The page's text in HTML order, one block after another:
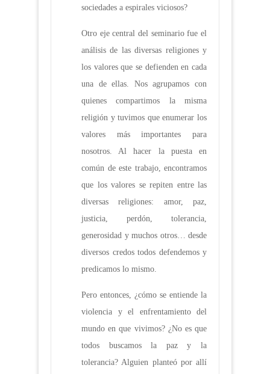
sociedades a espirales viciosos?
Otro eje central del seminario fue el
análisis de las diversas religiones y
los valores que se defienden en cada
una de ellas. Nos agrupamos con
quienes compartimos la misma
religión y tuvimos que enumerar los
valores más importantes para
nosotros. Al hacer la puesta en
común de este trabajo, encontramos
que los valores se repiten entre las
diversas religiones: amor, paz,
justicia, perdón, tolerancia,
generosidad y muchos otros… desde
diversos credos todos defendemos y
predicamos lo mismo.
Pero entonces, ¿cómo se entiende la
violencia y el enfrentamiento del
mundo en que vivimos? ¿No es que
todos buscamos la paz y la
tolerancia? Alguien planteó por allí